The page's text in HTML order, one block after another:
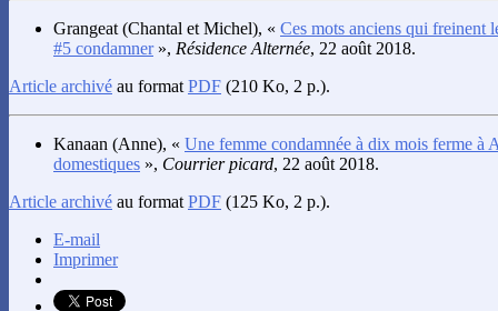
Grangeat (Chantal et Michel), « Ces mots anciens qui freinent
#5 condamner», Résidence Alternée, 22 août 2018.
Article archivé au format PDF (210 Ko, 2 p.).
Kanaan (Anne), « Une femme condamnée à dix mois ferme à
domestiques », Courrier picard, 22 août 2018.
Article archivé au format PDF (125 Ko, 2 p.).
E-mail
Imprimer